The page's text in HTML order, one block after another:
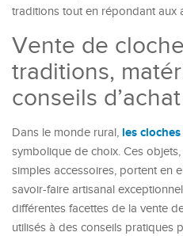
traditions tout en répondant aux
Vente de
traditions,
conseils d’achat
Dans le monde rural, les
symbolique de choix. Ces
simples accessoires, portent en
savoir-faire artisanal
différentes facettes de la vente
utilisés à des conseils pratiques